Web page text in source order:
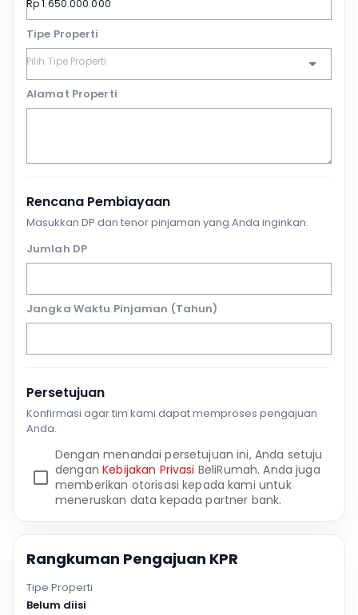
Tipe Properti
Alamat Properti
Rencana Pembiayaan
Masukkan DP dan tenor pinjaman yang Anda inginkan.
Jumlah DP
Jangka Waktu Pinjaman (Tahun)
Persetujuan
Konfirmasi agar tim kami dapat memproses pengajuan
Anda.
Dengan menandai persetujuan ini, Anda setuju
denganKebijakan Privasi BeliRumah. Anda juga
memberikan otorisasi kepada kami untuk
meneruskan data kepada partner bank.
Rangkuman Pengajuan KPR
Tipe Properti
Belum diisi